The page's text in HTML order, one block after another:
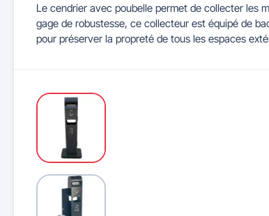
Cendriers urbains
Maitrise d'accès et parking
Séparateurs de voie
Illuminations de Noël
Mobilier de bureau
Tableaux d'école
Le cendrier avec poubelle permet de collecter les
gage de robustesse, ce collecteur est équipé de
pour préserver la propreté de tous les espaces